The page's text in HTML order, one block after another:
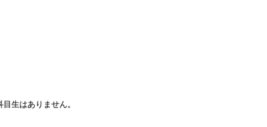
生はありません。